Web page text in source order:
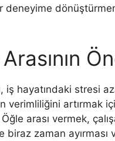
deneyime
iş hayatındaki stresi
verimliliğini artırmak
arası vermek,
biraz zaman ayırması